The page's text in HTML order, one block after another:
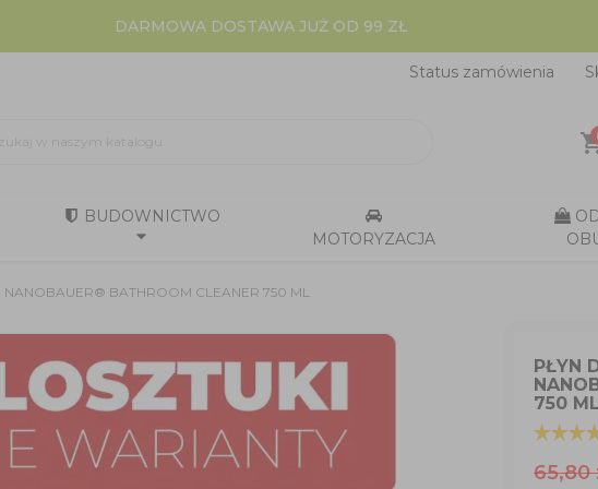
DARMOWA DOSTAWA JUŻ OD 99 ZŁ
Status zamówienia
BUDOWNICTWO
MOTORYZACJA
NANOBAUER® BATHROOM CLEANER 750 ML
PŁYN
750 ML
65,80